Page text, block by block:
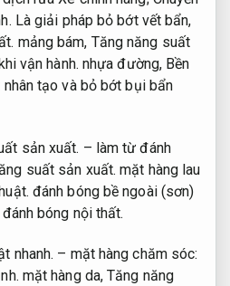
Là giải pháp bỏ bớt vết bẩn,
mảng bám, Tăng năng suất
vận hành. nhựa đường, Bền
tạo và bỏ bớt bụi bẩn
sản xuất. – làm từ đánh
suất sản xuất. mặt hàng lau
đánh bóng bề ngoài (sơn)
đánh bóng nội thất.
nhanh. – mặt hàng chăm sóc:
mặt hàng da,Tăng năng